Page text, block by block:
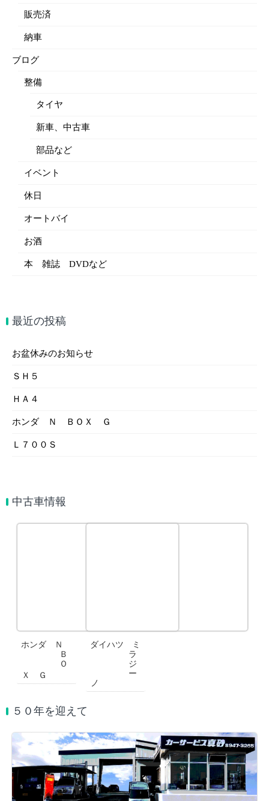
販売済
納車
ブログ
整備
タイヤ
新車、中古車
部品など
イベント
休日
オートバイ
お酒
本 雑誌 DVDなど
最近の投稿
お盆休みのお知らせ
ＳＨ５
ＨＡ４
ホンダ Ｎ ＢＯＸ Ｇ
Ｌ７００Ｓ
中古車情報
ホンダ Ｎ
Ｂ
Ｏ
Ｘ Ｇ
ダイハツ ミ
ラ
ジ
ー
ノ
５０年を迎えて